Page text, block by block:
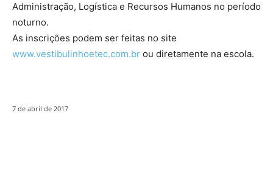
Administração, Logística e Recursos Humanos no período
noturno.
As inscrições podem ser feitas no site
www.vestibulinhoetec.com.br ou diretamente na escola.
7 de abril de 2017